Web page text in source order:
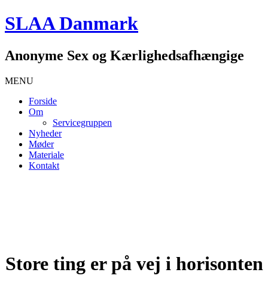
SLAA Danmark
Anonyme Sex og Kærlighedsafhængige
MENU
Forside
Om
Servicegruppen
Nyheder
Møder
Materiale
Kontakt
Store ting er på vej i horisonten